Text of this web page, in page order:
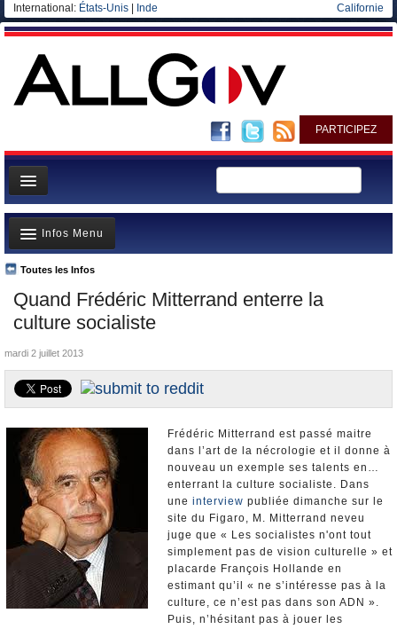
International: États-Unis Inde Californie
PARTICIPEZ
Page d'accueil
Infos
Gouvernement
Ministères/Directions
Blog
Elections européennes
Quand Frédéric Mitterrand enterre la
culture socialiste
Toutes les Infos
Infos Menu
A la Une
Polémiques
La France et le Monde
Nominations et Démissions
Elections européennes
Infos insolites
mardi 2 juillet 2013
Frédéric Mitterrand est passé maitre
dans l’art de la nécrologie et il donne à
nouveau un exemple ses talents en…
enterrant la culture socialiste. Dans
une interview publiée dimanche sur le
site du Figaro, M. Mitterrand neveu
juge que « Les socialistes n'ont tout
simplement pas de vision culturelle » et
placarde François Hollande en
estimant qu’il « ne s’intéresse pas à la
culture, ce n’est pas dans son ADN ».
Puis, n’hésitant pas à jouer les